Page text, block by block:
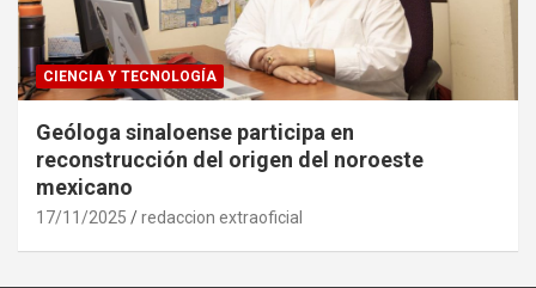
CIENCIA Y TECNOLOGÍA
Geóloga sinaloense participa en
reconstrucción del origen del noroeste
mexicano
17/11/2025 redaccion extraoficial